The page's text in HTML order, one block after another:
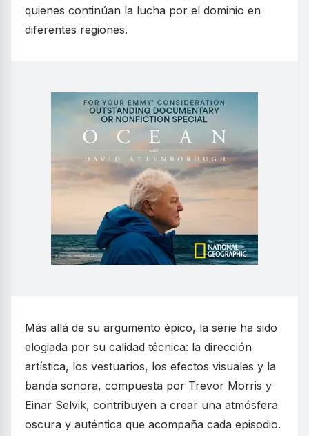
quienes continúan la lucha por el dominio en
diferentes regiones.
Más allá de su argumento épico, la serie ha sido
elogiada por su calidad técnica: la dirección
artística, los vestuarios, los efectos visuales y la
banda sonora, compuesta por Trevor Morris y
Einar Selvik, contribuyen a crear una atmósfera
oscura y auténtica que acompaña cada episodio.